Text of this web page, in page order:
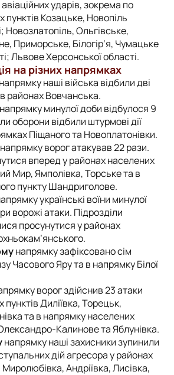
ударів, зокрема по
пунктів Козацьке, Новопіль
Новозлатопіль, Ольгівське,
Приморське, Білогір’я, Чумацьке
Львове Херсонської області.
на різних напрямках
напрямку наші війська відбили дві
районах Вовчанська.
напрямку минулої доби відбулося 9
оборони відбили штурмові дії
Піщаного та Новоплатонівки.
напрямку ворог атакував 22 рази.
вперед у районах населених
Мир, Ямполівка, Торське та в
пункту Шандриголове.
українські воїни минулої
ворожі атаки. Підрозділи
просунутися у районах
напрямку зафіксовано сім
Часового Яру та в напрямку Білої
ворог здійснив 23 атаки
Диліївка, Торецьк,
та в напрямку населених
Калинове та Яблунівка.
напрямку наші захисники зупинили
дій агресора у районах
Андріївка, Лисівка,